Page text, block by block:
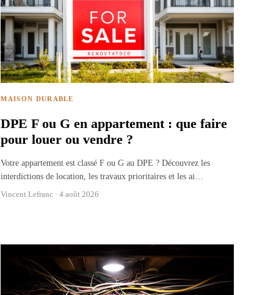
MAISON DURABLE
DPE F ou G en appartement : que faire
pour louer ou vendre ?
Votre appartement est classé F ou G au DPE ? Découvrez les
interdictions de location, les travaux prioritaires et les ai
Vincent Lefranc ·4 août 2026